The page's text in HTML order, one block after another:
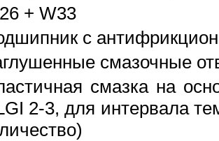
+ W33
с
смазочные
смазка на
2-3, для интервала